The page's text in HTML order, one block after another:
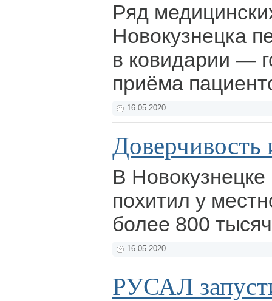
Ряд
Новокузнецка
в ковидарии —
приёма
16.05.2020
Доверчивость
В
похитил у
более 800
16.05.2020
РУСАЛ